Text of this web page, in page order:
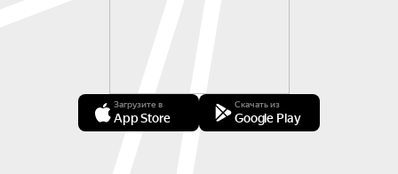
Загрузите в
App Store
Скачать из
Google Play